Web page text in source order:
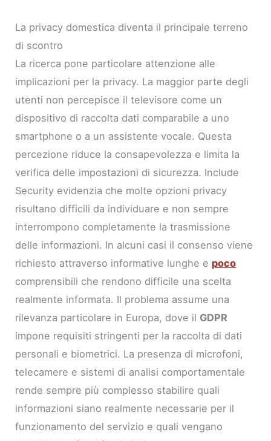
La privacy domestica diventa il principale terreno
di scontro
La ricerca pone particolare attenzione alle
implicazioni per la privacy. La maggior parte degli
utenti non percepisce il televisore come un
dispositivo di raccolta dati comparabile a uno
smartphone o a un assistente vocale. Questa
percezione riduce la consapevolezza e limita la
verifica delle impostazioni di sicurezza. Include
Security evidenzia che molte opzioni privacy
risultano difficili da individuare e non sempre
interrompono completamente la trasmissione
delle informazioni. In alcuni casi il consenso viene
richiesto attraverso informative lunghe e poco
comprensibili che rendono difficile una scelta
realmente informata. Il problema assume una
rilevanza particolare in Europa, dove il GDPR
impone requisiti stringenti per la raccolta di dati
personali e biometrici. La presenza di microfoni,
telecamere e sistemi di analisi comportamentale
rende sempre più complesso stabilire quali
informazioni siano realmente necessarie per il
funzionamento del servizio e quali vengano